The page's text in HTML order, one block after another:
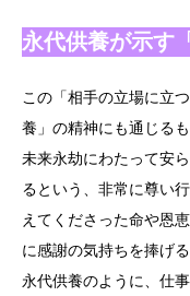
永代供養が示す
この「相手の立場に立
養」の精神にも通じる
未来永劫にわたって安
るという、非常に尊い
えてくださった命や恩
に感謝の気持ちを捧げ
永代供養のように、仕